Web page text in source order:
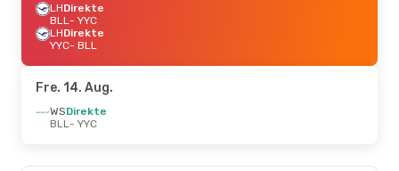
LHDirekte
BLL- YYC
LHDirekte
YYC- BLL
Fre. 14. Aug.
WSDirekte
BLL- YYC